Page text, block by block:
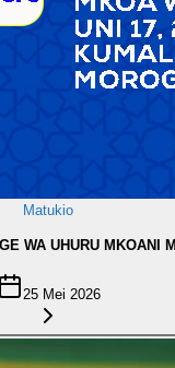
Matukio
WA UHURU MKOANI
25 Mei 2026